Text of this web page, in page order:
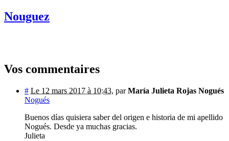
Nouguez
Vos commentaires
# Le 12 mars 2017 à 10:43, parMaría Julieta Rojas Nogués
Nogués
Buenos días quisiera saber del origen e historia de mi apellido
Nogués. Desde ya muchas gracias.
Julieta